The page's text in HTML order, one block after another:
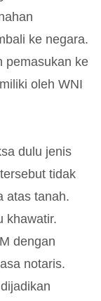
ke negara.
pemasukan ke
oleh WNI
dulu jenis
tidak
atas tanah.
khawatir.
dengan
notaris.